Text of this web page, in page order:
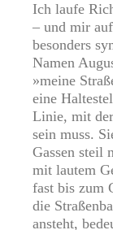
Ich laufe
– und mir
besonders
Namen
»meine
eine
Linie, mit
sein muss.
Gassen steil
mit lautem
fast bis zum
die
ansteht,